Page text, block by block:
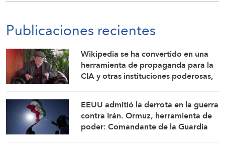
Publicaciones recientes
Wikipedia se ha convertido en una
herramienta de propaganda para la
CIA y otras instituciones poderosas,
EEUU admitió la derrota en la guerra
contra Irán. Ormuz, herramienta de
poder: Comandante de la Guardia